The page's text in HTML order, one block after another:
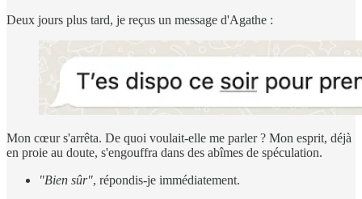
Deux jours plus tard, je reçus un message d'Agathe :
Mon cœur s'arrêta. De quoi voulait-elle me parler ? Mon esprit, déjà
en proie au doute, s'engouffra dans des abîmes de spéculation.
"Bien sûr", répondis-je immédiatement.